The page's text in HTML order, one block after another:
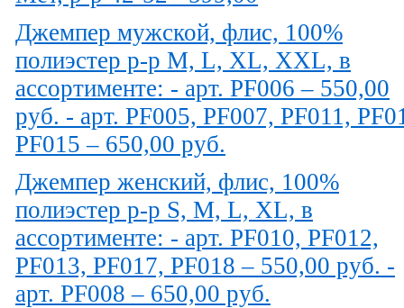
Джемпер мужской, флис, 100%
полиэстер р-р M, L, XL, XXL, в
ассортименте: - арт. PF006 – 550,00
руб. - арт. PF005, PF007, PF011,
PF015 – 650,00 руб.
Джемпер женский, флис, 100%
полиэстер р-р S, M, L, XL, в
ассортименте: - арт. PF010, PF012,
PF013, PF017, PF018 – 550,00 руб. -
арт. PF008 – 650,00 руб.